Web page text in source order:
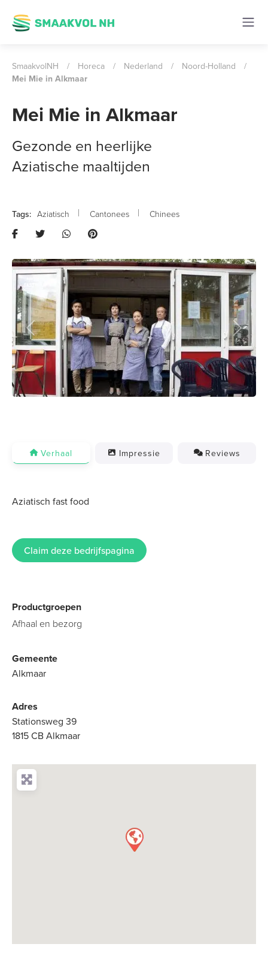
SmaakvolNH / Horeca / Nederland / Noord-Holland
/
Mei Mie in Alkmaar
Mei Mie in Alkmaar
Gezonde en heerlijke
Aziatische maaltijden
Aziatisch Cantonees Chinees
Previous Next
Verhaal Impressie Reviews
Aziatisch fast food
Claim deze bedrijfspagina
Productgroepen
Afhaal en bezorg
Gemeente
Alkmaar
Adres
Stationsweg 39
1815 CB Alkmaar